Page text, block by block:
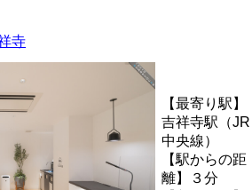
寺
【最寄り駅】
吉祥寺駅（JR
中央線）
【駅からの距
離】３分